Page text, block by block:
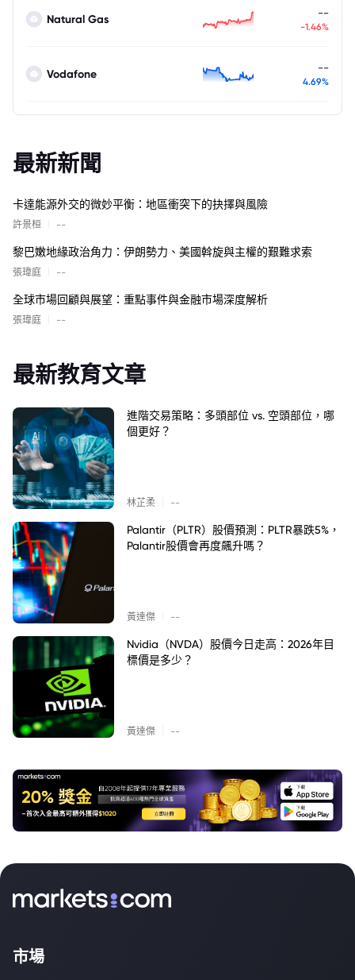
Natural Gas --
-1.46%
Vodafone --
4.69%
最新新聞
卡達能源外交的微妙平衡：地區衝突下的抉擇與風險
許景桓 --
黎巴嫩地緣政治角力：伊朗勢力、美國斡旋與主權的艱難求索
張瑋庭 --
全球市場回顧與展望：重點事件與金融市場深度解析
張瑋庭 --
最新教育文章
進階交易策略：多頭部位 vs. 空頭部位，哪
個更好？
林芷柔 --
Palantir（PLTR）股價預測：PLTR暴跌5%，
Palantir股價會再度飆升嗎？
黃達傑 --
Nvidia（NVDA）股價今日走高：2026年目
標價是多少？
黃達傑 --
市場